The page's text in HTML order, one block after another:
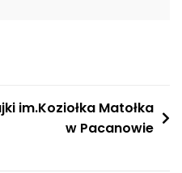
im.Koziołka Matołka
w Pacanowie